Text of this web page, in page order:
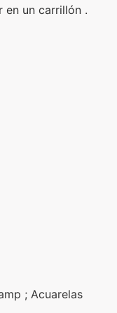
en un carrillón .
; Acuarelas